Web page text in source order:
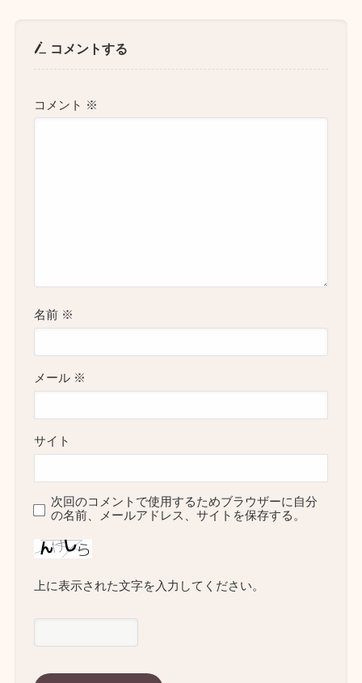
コメントする
コメント ※
名前 ※
メール ※
サイト
次回のコメントで使用するためブラウザーに自分
の名前、メールアドレス、サイトを保存する。
上に表示された文字を入力してください。